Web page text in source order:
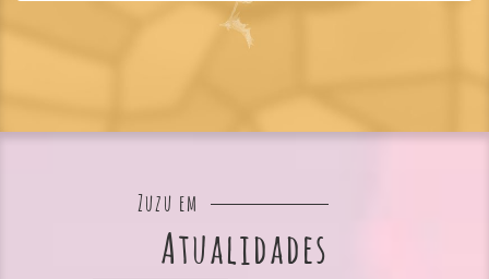
Zuzu em
Atualidades